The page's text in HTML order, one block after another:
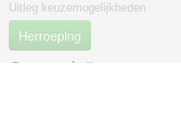
Uitleg keuzemogelijkheden
Herroeping
Categorieën